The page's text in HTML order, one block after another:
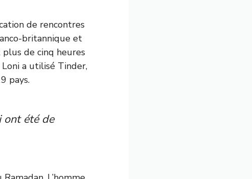
de rencontres
britannique et
de cinq heures
a utilisé Tinder,
pays.
ont été de